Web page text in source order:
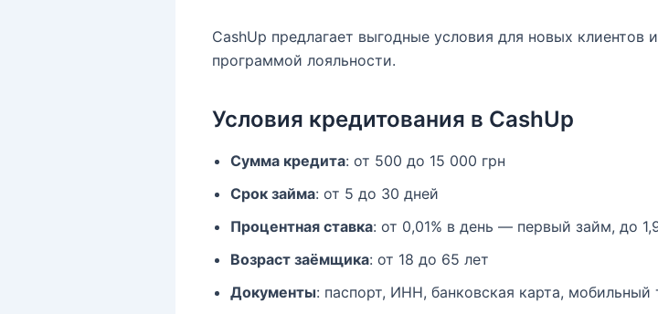
CashUp предлагает выгодные условия для новых клиентов
программой лояльности.
Условия кредитования в CashUp
Сумма кредита: от 500 до 15 000 грн
Срок займа: от 5 до 30 дней
Процентная ставка: от 0,01% в день — первый займ, до
Возраст заёмщика: от 18 до 65 лет
Документы: паспорт, ИНН, банковская карта, мобильный